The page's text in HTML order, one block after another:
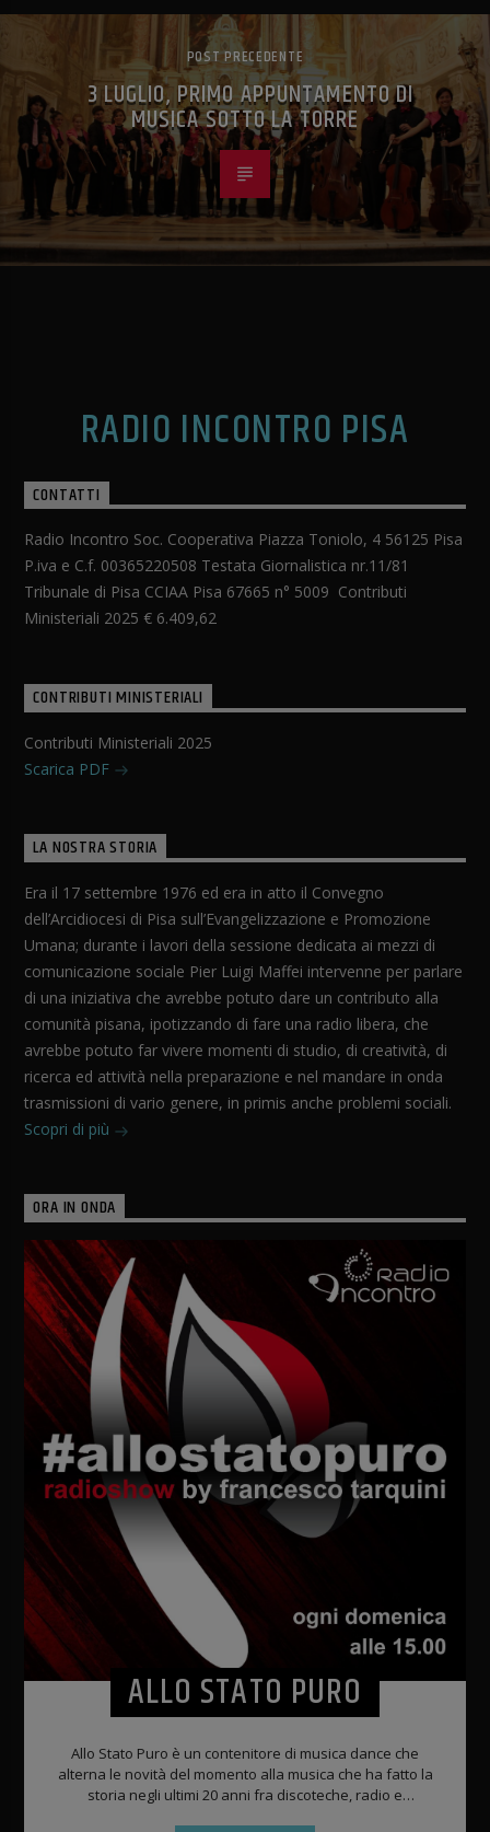
POST PRECEDENTE
3 LUGLIO, PRIMO APPUNTAMENTO DI
MUSICA SOTTO LA TORRE
RADIO INCONTRO PISA
CONTATTI
Radio Incontro Soc. Cooperativa Piazza Toniolo, 4 56125 Pisa
P.iva e C.f. 00365220508 Testata Giornalistica nr.11/81
Tribunale di Pisa CCIAA Pisa 67665 n° 5009 Contributi
Ministeriali 2025 € 6.409,62
CONTRIBUTI MINISTERIALI
Contributi Ministeriali 2025
Scarica PDF
LA NOSTRA STORIA
Era il 17 settembre 1976 ed era in atto il Convegno
dell’Arcidiocesi di Pisa sull’Evangelizzazione e Promozione
Umana; durante i lavori della sessione dedicata ai mezzi di
comunicazione sociale Pier Luigi Maffei intervenne per parlare
di una iniziativa che avrebbe potuto dare un contributo alla
comunità pisana, ipotizzando di fare una radio libera, che
avrebbe potuto far vivere momenti di studio, di creatività, di
ricerca ed attività nella preparazione e nel mandare in onda
trasmissioni di vario genere, in primis anche problemi sociali.
Scopri di più
ORA IN ONDA
ALLO STATO PURO
Allo Stato Puro è un contenitore di musica dance che
alterna le novità del momento alla musica che ha fatto la
storia negli ultimi 20 anni fra discoteche, radio e